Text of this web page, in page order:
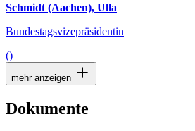
Schmidt (Aachen), Ulla
Bundestagsvizepräsidentin
()
mehr anzeigen
Dokumente